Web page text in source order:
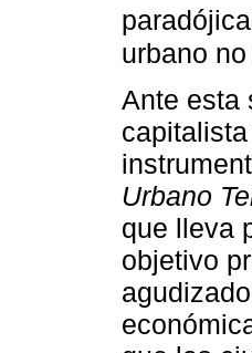
urbano
Ante esta
Urbano
que lleva
objetivo